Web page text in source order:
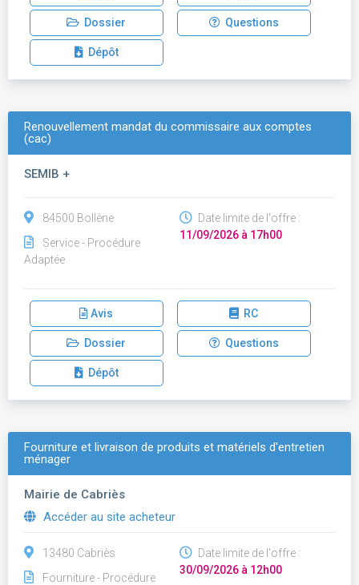
Dossier Questions
Dépôt
Renouvellement mandat du commissaire aux comptes
(cac)
SEMIB +
84500 Bollène
Service - Procédure
Adaptée
Date limite de l'offre :
11/09/2026 à 17h00
Avis RC
Dossier Questions
Dépôt
Fourniture et livraison de produits et matériels d'entretien
ménager
Mairie de Cabriès
Accéder au site acheteur
13480 Cabriès
Fourniture - Procédure
Date limite de l'offre :
30/09/2026 à 12h00